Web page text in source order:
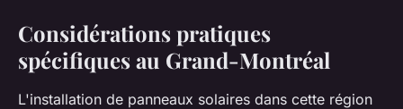
Considérations pratiques
spécifiques au Grand-Montréal
L'installation de panneaux solaires dans cette région